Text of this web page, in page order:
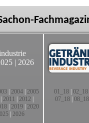
| 2026
2004 2005
2011 2012
2019 2020
| 2026
01_18| 02_18
07_18 08_18